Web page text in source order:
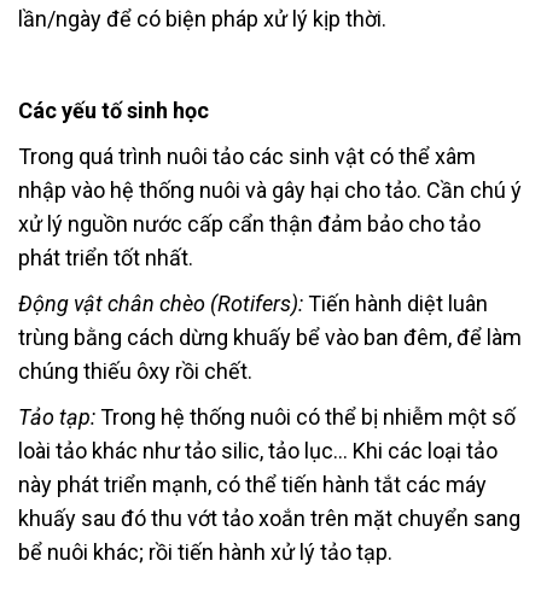
lần/ngày để có biện pháp xử lý kịp thời.
Các yếu tố sinh học
Trong quá trình nuôi tảo các sinh vật có thể xâm
nhập vào hệ thống nuôi và gây hại cho tảo. Cần chú ý
xử lý nguồn nước cấp cẩn thận đảm bảo cho tảo
phát triển tốt nhất.
Động vật chân chèo (Rotifers):Tiến hành diệt luân
trùng bằng cách dừng khuấy bể vào ban đêm, để làm
chúng thiếu ôxy rồi chết.
Tảo tạp:Trong hệ thống nuôi có thể bị nhiễm một số
loài tảo khác như tảo silic, tảo lục… Khi các loại tảo
này phát triển mạnh, có thể tiến hành tắt các máy
khuấy sau đó thu vớt tảo xoắn trên mặt chuyển sang
bể nuôi khác; rồi tiến hành xử lý tảo tạp.